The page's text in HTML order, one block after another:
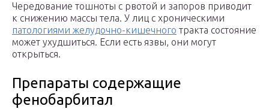
Чередование тошноты с рвотой и запоров приводит
к снижению массы тела. У лиц с хроническими
патологиями желудочно-кишечного тракта состояние
может ухудшиться. Если есть язвы, они могут
открыться.
Препараты содержащие
фенобарбитал